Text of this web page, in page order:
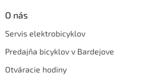
O nás
Servis elektrobicyklov
Predajňa bicyklov v Bardejove
Otváracie hodiny